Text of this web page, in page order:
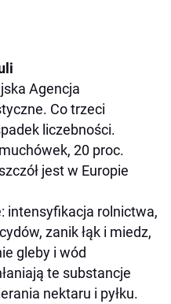
Agencja
Co trzeci
liczebności.
20 proc.
jest w Europie
intensyfikacja rolnictwa,
zanik łąk i miedz,
gleby i wód
te substancje
nektaru i pyłku.